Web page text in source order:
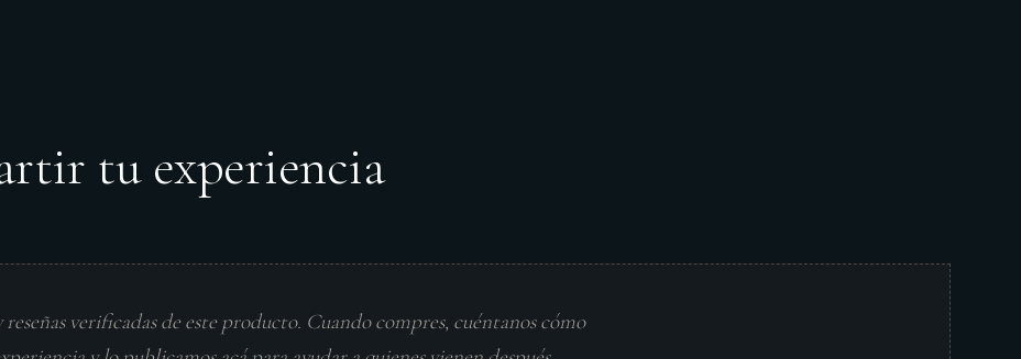
tu experiencia
verificadas de este producto. Cuando compres, cuéntanos cómo